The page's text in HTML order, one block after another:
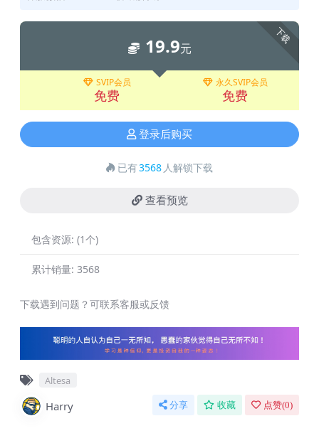
下载
19.9元
SVIP会员
免费
永久SVIP会员
免费
登录后购买
已有3568 人解锁下载
查看预览
包含资源: (1个)
累计销量: 3568
下载遇到问题？可联系客服或反馈
Altesa
Harry 分享 收藏 点赞(0)